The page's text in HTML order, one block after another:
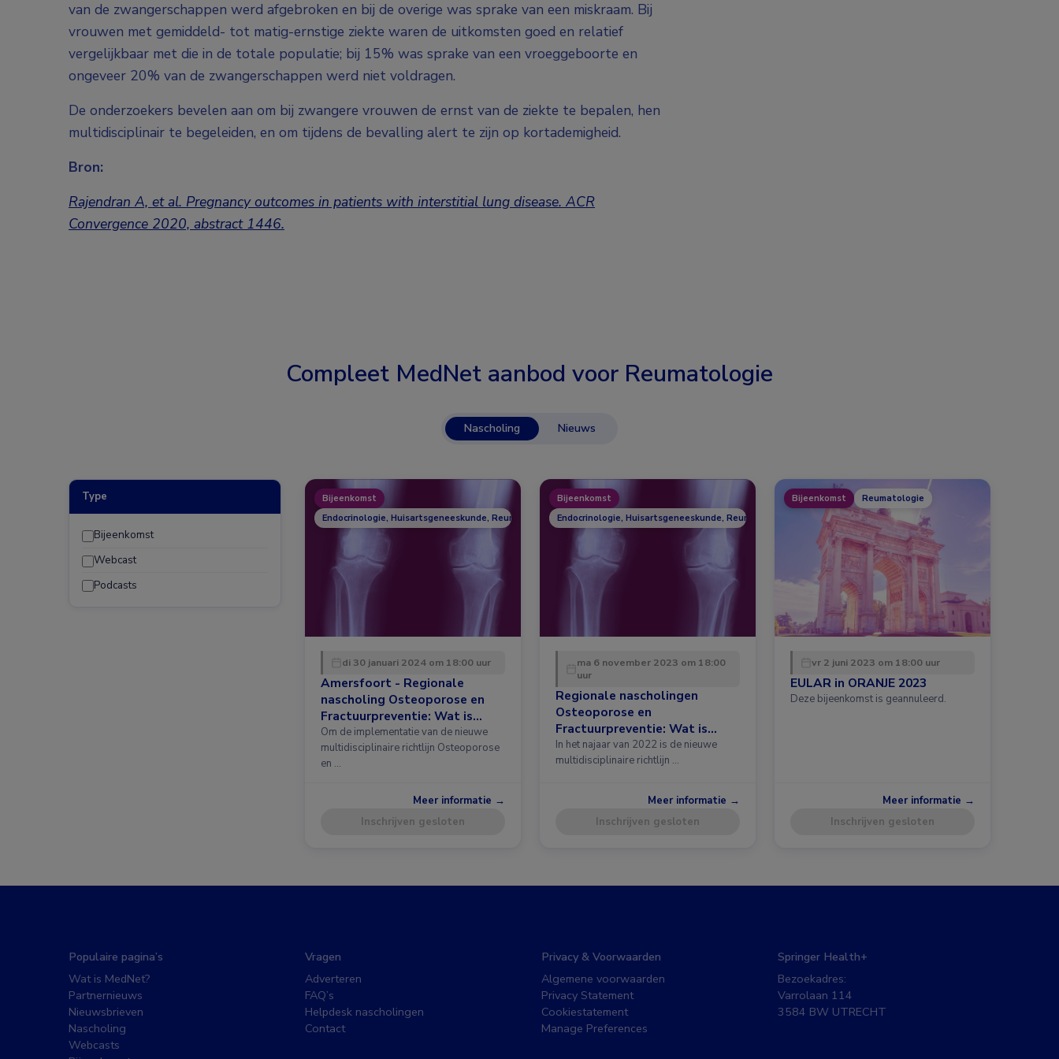
van de zwangerschappen werd afgebroken en bij de overige was sprake van een miskraam. Bij
vrouwen met gemiddeld- tot matig-ernstige ziekte waren de uitkomsten goed en relatief
vergelijkbaar met die in de totale populatie; bij 15% was sprake van een vroeggeboorte en
ongeveer 20% van de zwangerschappen werd niet voldragen.
De onderzoekers bevelen aan om bij zwangere vrouwen de ernst van de ziekte te bepalen, hen
multidisciplinair te begeleiden, en om tijdens de bevalling alert te zijn op kortademigheid.
Bron:
Rajendran A, et al. Pregnancy outcomes in patients with interstitial lung disease. ACR
Convergence 2020, abstract 1446.
Compleet MedNet aanbod voor Reumatologie
Nascholing Nieuws
Type
Bijeenkomst
Webcast
Podcasts
Bijeenkomst
Endocrinologie, Huisartsgeneeskunde, Reumatologie
di 30 januari 2024 om 18:00 uur
Amersfoort - Regionale
nascholing Osteoporose en
Fractuurpreventie: Wat is
nieuw in de richtlijn?
Om de implementatie van de nieuwe
multidisciplinaire richtlijn Osteoporose
en …
Meer informatie →
Inschrijven gesloten
Bijeenkomst
Endocrinologie, Huisartsgeneeskunde, Reumatologie
ma 6 november 2023 om 18:00
uur
Regionale nascholingen
Osteoporose en
Fractuurpreventie: Wat is
nieuw in de richtlijn?
In het najaar van 2022 is de nieuwe
multidisciplinaire richtlijn …
Meer informatie →
Inschrijven gesloten
Bijeenkomst Reumatologie
vr 2 juni 2023 om 18:00 uur
EULAR in ORANJE 2023
Deze bijeenkomst is geannuleerd.
Meer informatie →
Inschrijven gesloten
Populaire pagina’s
Wat is MedNet?
Partnernieuws
Nieuwsbrieven
Nascholing
Webcasts
Vragen
Adverteren
FAQ’s
Helpdesk nascholingen
Contact
Privacy & Voorwaarden
Algemene voorwaarden
Privacy Statement
Cookiestatement
Manage Preferences
Springer Health+
Bezoekadres:
Varrolaan 114
3584 BW UTRECHT